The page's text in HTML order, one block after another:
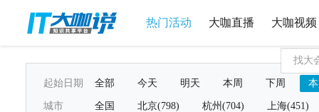
热门活动 大咖直播 大咖视频
起始日期 全部 今天 明天 本周 下周
城市 全国 北京(798) 杭州(704) 上海(451)